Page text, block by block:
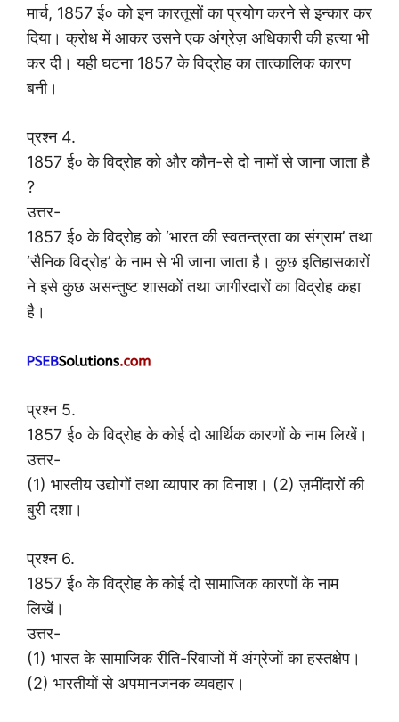
मार्च, 1857 ई० को इन कारतूसों का प्रयोग करने से इन्कार कर
दिया। क्रोध में आकर उसने एक अंग्रेज़ अधिकारी की हत्या भी
कर दी। यही घटना 1857 के विद्रोह का तात्कालिक कारण
बनी।
प्रश्न 4.
1857 ई० के विद्रोह को और कौन-से दो नामों से जाना जाता है
?
उत्तर-
1857 ई० के विद्रोह को ‘भारत की स्वतन्त्रता का संग्राम’ तथा
‘सैनिक विद्रोह’ के नाम से भी जाना जाता है। कुछ इतिहासकारों
ने इसे कुछ असन्तुष्ट शासकों तथा जागीरदारों का विद्रोह कहा
है।
प्रश्न 5.
1857 ई० के विद्रोह के कोई दो आर्थिक कारणों के नाम लिखें।
उत्तर-
(1) भारतीय उद्योगों तथा व्यापार का विनाश। (2) ज़मींदारों की
बुरी दशा।
प्रश्न 6.
1857 ई० के विद्रोह के कोई दो सामाजिक कारणों के नाम
लिखें।
उत्तर-
(1) भारत के सामाजिक रीति-रिवाजों में अंग्रेजों का हस्तक्षेप।
(2) भारतीयों से अपमानजनक व्यवहार।